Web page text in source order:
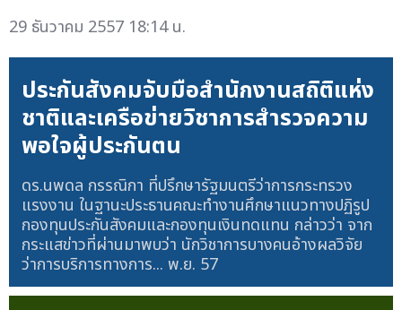
29 ธันวาคม 2557 18:14 น.
ประกันสังคมจับมือสำนักงานสถิติแห่ง
ชาติและเครือข่ายวิชาการสำรวจความ
พอใจผู้ประกันตน
ดร.นพดล กรรณิกา ที่ปรึกษารัฐมนตรีว่าการกระทรวง
แรงงาน ในฐานะประธานคณะทำงานศึกษาแนวทางปฏิรูป
กองทุนประกันสังคมและกองทุนเงินทดแทน กล่าวว่า จาก
กระแสข่าวที่ผ่านมาพบว่า นักวิชาการบางคนอ้างผลวิจัย
ว่าการบริการทางการ... พ.ย. 57